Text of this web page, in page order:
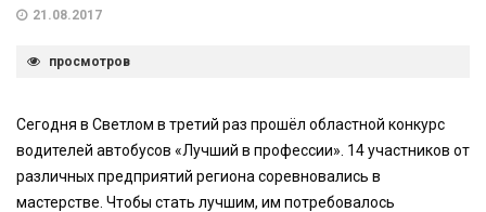
21.08.2017
просмотров
Сегодня в Светлом в третий раз прошёл областной конкурс
водителей автобусов «Лучший в профессии». 14 участников от
различных предприятий региона соревновались в
мастерстве. Чтобы стать лучшим, им потребовалось